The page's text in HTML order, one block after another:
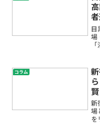
こ
目
場
を
検
コラム
新
場
を